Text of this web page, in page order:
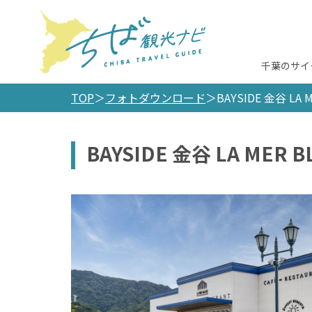
千葉のサ
TOP フォトダウンロード BAYSIDE 金谷 LA
BAYSIDE 金谷 LA MER